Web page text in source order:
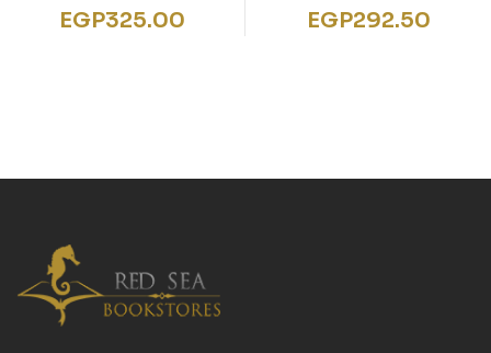
lernen und schreiben
EGP325.00
Vorschulblock –
Kombinationsspiele “
EGP292.50